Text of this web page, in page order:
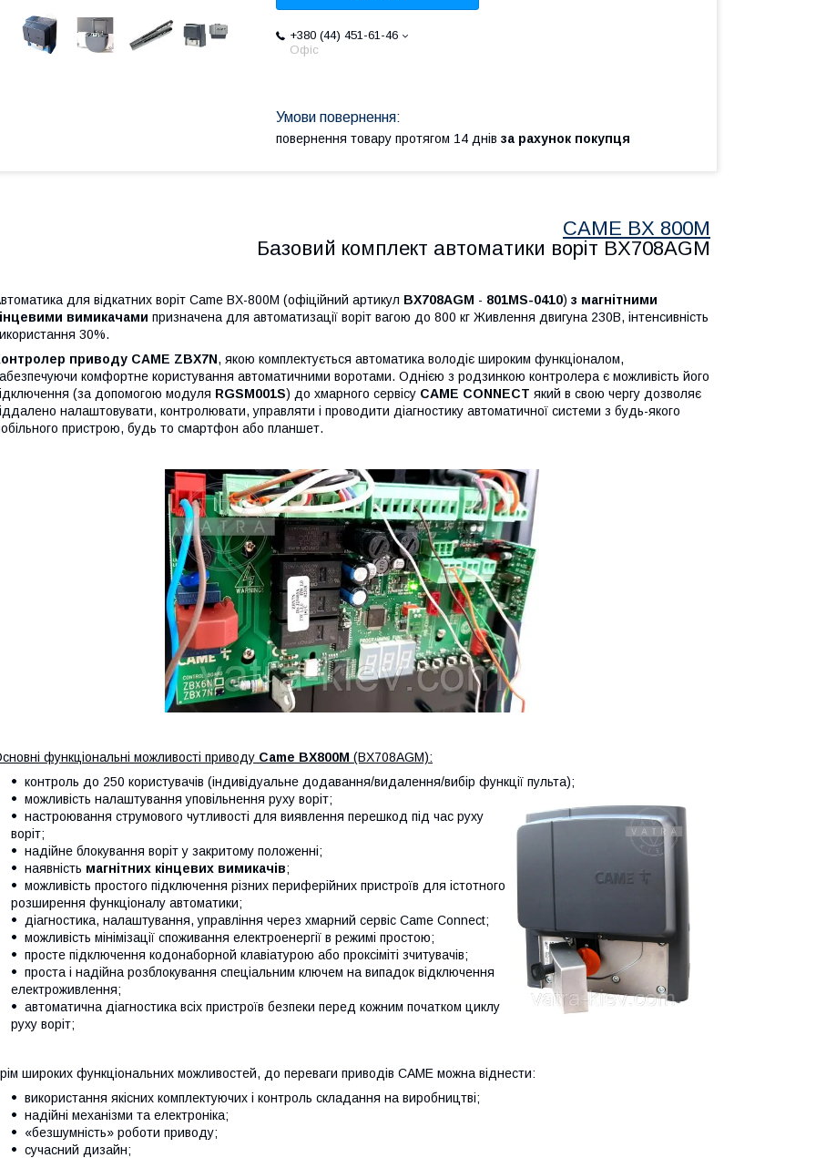
+380 (44) 451-61-46
Офіс
повернення товару протягом 14 днів за рахунок покупця
CAME BX 800M
Базовий комплект автоматики воріт BX708AGM
для відкатних воріт Came BX-800M (офіційний артикул BX708AGM - 801MS-0410) з магнітними
вимикачами призначена для автоматизації воріт вагою до 800 кг Живлення двигуна 230В, інтенсивність
30%.
приводу CAME ZBX7N, якою комплектується автоматика володіє широким функціоналом,
комфортне користування автоматичними воротами. Однією з родзинкою контролера є можливість його
(за допомогою модуля RGSM001S) до хмарного сервісу CAME CONNECT який в свою чергу дозволяє
налаштовувати, контролювати, управляти і проводити діагностику автоматичної системи з будь-якого
пристрою, будь то смартфон або планшет.
функціональні можливості приводу Came BX800M (BX708AGM):
контроль до 250 користувачів (індивідуальне додавання/видалення/вибір функції пульта);
можливість налаштування уповільнення руху воріт;
настроювання струмового чутливості для виявлення перешкод під час руху
воріт;
надійне блокування воріт у закритому положенні;
наявність магнітних кінцевих вимикачів;
можливість простого підключення різних периферійних пристроїв для істотного
розширення функціоналу автоматики;
діагностика, налаштування, управління через хмарний сервіс Came Connect;
можливість мінімізації споживання електроенергії в режимі простою;
просте підключення кодонаборной клавіатурою або проксіміті зчитувачів;
проста і надійна розблокування спеціальним ключем на випадок відключення
електроживлення;
автоматична діагностика всіх пристроїв безпеки перед кожним початком циклу
руху воріт;
широких функціональних можливостей, до переваги приводів CAME можна віднести:
використання якісних комплектуючих і контроль складання на виробництві;
надійні механізми та електроніка;
«безшумність» роботи приводу;
сучасний дизайн;